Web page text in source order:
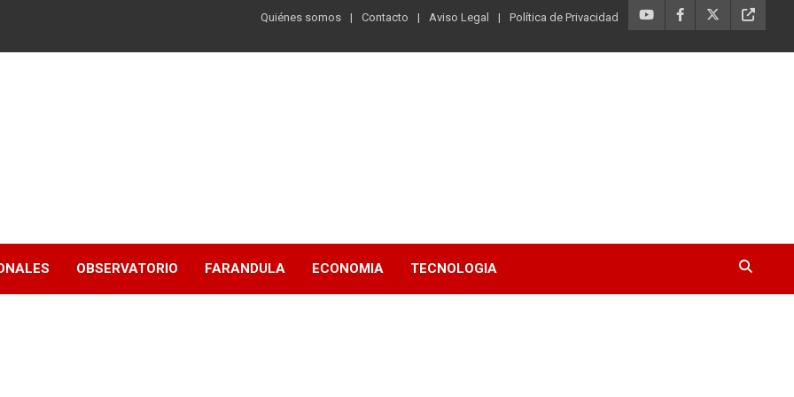
Quiénes somos Contacto Aviso Legal Política de Privacidad
OBSERVATORIO FARANDULA ECONOMIA TECNOLOGIA